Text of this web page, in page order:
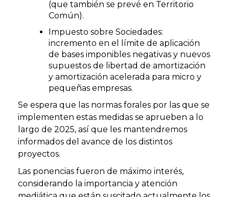
(que también se prevé en Territorio
Común).
Impuesto sobre Sociedades:
incremento en el límite de aplicación
de bases imponibles negativas y nuevos
supuestos de libertad de amortización
y amortización acelerada para micro y
pequeñas empresas.
Se espera que las normas forales por las que se
implementen estas medidas se aprueben a lo
largo de 2025, así que les mantendremos
informados del avance de los distintos
proyectos.
Las ponencias fueron de máximo interés,
considerando la importancia y atención